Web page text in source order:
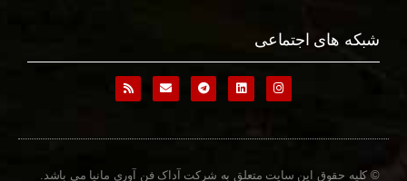
شبکه های اجتماعی
© کلیه حقوق این سایت متعلق به شرکت آداک فن آوری مانیا می باشد.